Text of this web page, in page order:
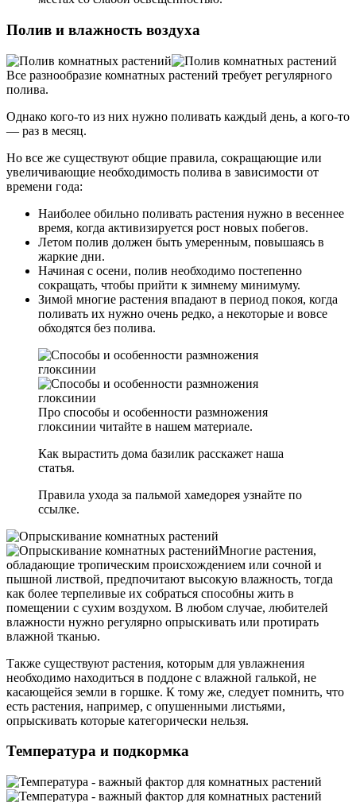
Полив и влажность воздуха
Все разнообразие комнатных растений требует регулярного
полива.
Однако кого-то из них нужно поливать каждый день, а кого-то
— раз в месяц.
Но все же существуют общие правила, сокращающие или
увеличивающие необходимость полива в зависимости от
времени года:
Наиболее обильно поливать растения нужно в весеннее
время, когда активизируется рост новых побегов.
Летом полив должен быть умеренным, повышаясь в
жаркие дни.
Начиная с осени, полив необходимо постепенно
сокращать, чтобы прийти к зимнему минимуму.
Зимой многие растения впадают в период покоя, когда
поливать их нужно очень редко, а некоторые и вовсе
обходятся без полива.
Про способы и особенности размножения
глоксинии читайте в нашем материале.
Как вырастить дома базилик расскажет наша
статья.
Правила ухода за пальмой хамедорея узнайте по
ссылке.
Многие растения,
обладающие тропическим происхождением или сочной и
пышной листвой, предпочитают высокую влажность, тогда
как более терпеливые их собраться способны жить в
помещении с сухим воздухом. В любом случае, любителей
влажности нужно регулярно опрыскивать или протирать
влажной тканью.
Также существуют растения, которым для увлажнения
необходимо находиться в поддоне с влажной галькой, не
касающейся земли в горшке. К тому же, следует помнить, что
есть растения, например, с опушенными листьями,
опрыскивать которые категорически нельзя.
Температура и подкормка